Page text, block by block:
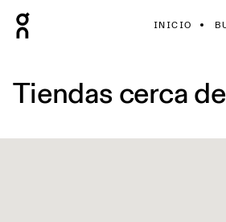
INICIO
Tiendas cerca